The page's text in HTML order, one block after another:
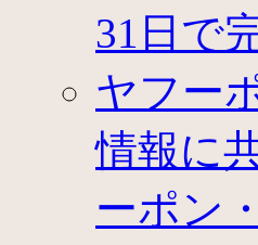
31日で
ヤフー
情報に
ーポン